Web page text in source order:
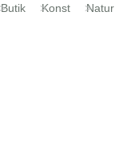
Butik Konst Natur